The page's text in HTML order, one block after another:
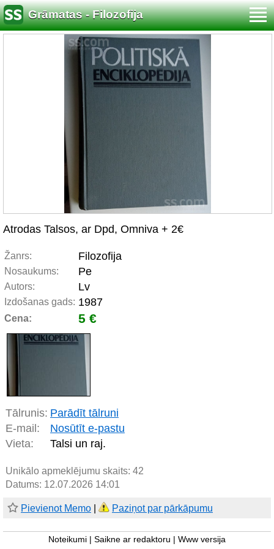
Grāmatas - Filozofija
Atrodas Talsos, ar Dpd, Omniva + 2€
Žanrs: Filozofija
Nosaukums: Pe
Autors: Lv
Izdošanas gads: 1987
Cena: 5 €
Tālrunis: Parādīt tālruni
E-mail:
Nosūtīt e-pastu
Vieta:
Talsi un raj.
Unikālo apmeklējumu skaits: 42
Datums: 12.07.2026 14:01
Pievienot Memo Paziņot par pārkāpumu
Noteikumi Saikne ar redaktoru Www versija